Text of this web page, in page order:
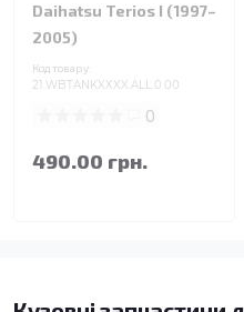
Daihatsu Terios I (1997–
2005)
Код товару:
21.WBTANKXXXX.ALL.0.00
0
490.00 грн.